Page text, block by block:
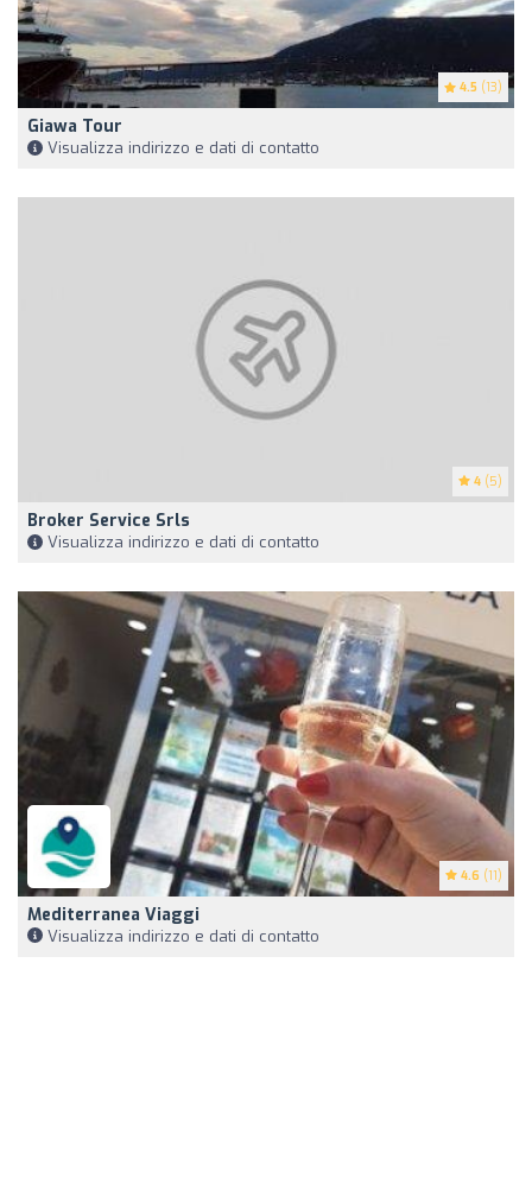
4.5 (13)
Giawa Tour
Visualizza indirizzo e dati di contatto
4 (5)
Broker Service Srls
Visualizza indirizzo e dati di contatto
4.6 (11)
Mediterranea Viaggi
Visualizza indirizzo e dati di contatto